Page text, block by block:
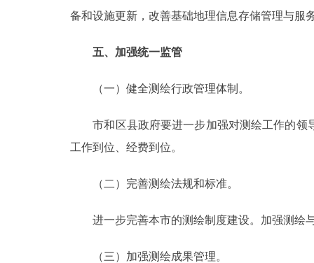
备和设施更新，改善基础地理信息存储管理与服
五、加强统一监管
（一）健全测绘行政管理体制。
市和区县政府要进一步加强对测绘工作的领
工作到位、经费到位。
（二）完善测绘法规和标准。
进一步完善本市的测绘制度建设。加强测绘与
（三）加强测绘成果管理。